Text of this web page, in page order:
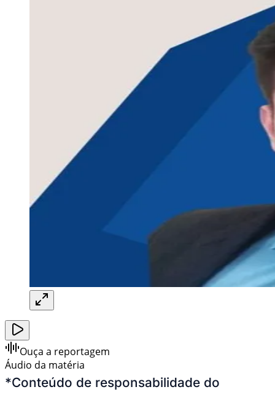
Ouça a reportagem
Áudio da matéria
*Conteúdo de responsabilidade do